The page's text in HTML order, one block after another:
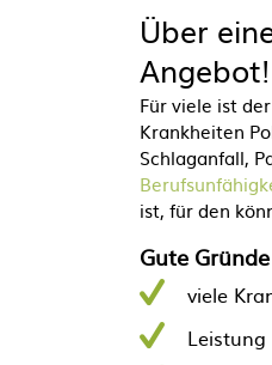
Über
Angebot!
Für viele ist
Krankheiten
Schlaganfall,
ist, für den
Gute
viele